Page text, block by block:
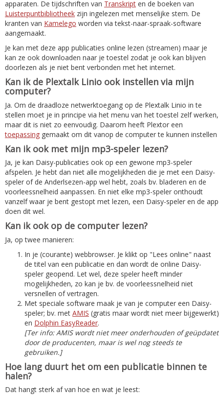
apparaten. De tijdschriften van Transkript en de boeken van
Luisterpuntbibliotheek zijn ingelezen met menselijke stem. De
kranten van Kamelego worden via tekst-naar-spraak-software
aangemaakt.
Je kan met deze app publicaties online lezen (streamen) maar je
kan ze ook downloaden naar je toestel zodat je ook kan blijven
doorlezen als je niet bent verbonden met het internet.
Kan ik de Plextalk Linio ook instellen via mijn
computer?
Ja. Om de draadloze netwerktoegang op de Plextalk Linio in te
stellen moet je in principe via het menu van het toestel zelf werken,
maar dit is niet zo eenvoudig. Daarom heeft Plextor een
toepassing gemaakt om dit vanop de computer te kunnen instellen
Kan ik ook met mijn mp3-speler lezen?
Ja, je kan Daisy-publicaties ook op een gewone mp3-speler
afspelen. Je hebt dan niet alle mogelijkheden die je met een Daisy-
speler of de Anderlsezen-app wel hebt, zoals bv. bladeren en de
voorleessnelheid aanpassen. En niet elke mp3-speler onthoudt
vanzelf waar je bent gestopt met lezen, een Daisy-speler en de app
doen dit wel.
Kan ik ook op de computer lezen?
Ja, op twee manieren:
In je (courante) webbrowser. Je klikt op "Lees online" naast
de titel van een publicatie en dan wordt de online Daisy-
speler geopend. Let wel, deze speler heeft minder
mogelijkheden, zo kan je bv. de voorleessnelheid niet
versnellen of vertragen.
Met speciale software maak je van je computer een Daisy-
speler; bv. met AMIS (gratis maar wordt niet meer bijgewerkt)
en Dolphin EasyReader.
[Ter info: AMIS wordt niet meer onderhouden of geüpdatet
door de producenten, maar is wel nog steeds te
gebruiken.]
Hoe lang duurt het om een publicatie binnen te
halen?
Dat hangt sterk af van hoe en wat je leest: